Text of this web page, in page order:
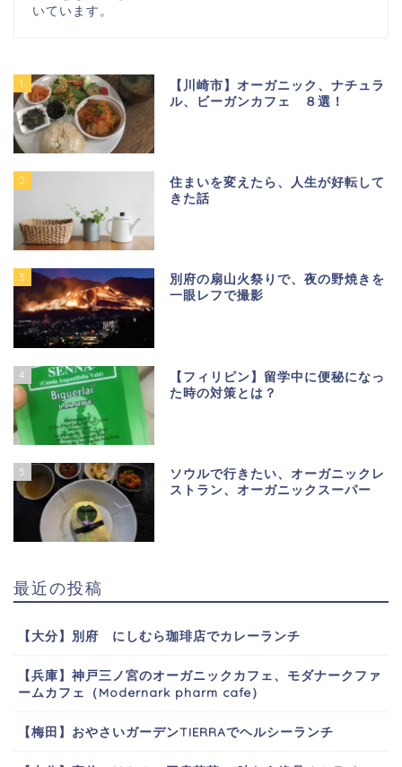
いています。
1
【川崎市】オーガニック、ナチュラ
ル、ビーガンカフェ ８選！
2
住まいを変えたら、人生が好転して
きた話
3
別府の扇山火祭りで、夜の野焼きを
一眼レフで撮影
4
【フィリピン】留学中に便秘になっ
た時の対策とは？
5
ソウルで行きたい、オーガニックレ
ストラン、オーガニックスーパー
最近の投稿
【大分】別府 にしむら珈琲店でカレーランチ
【兵庫】神戸三ノ宮のオーガニックカフェ、モダナークファ
ームカフェ（Modernark pharm cafe）
【梅田】おやさいガーデンTIERRAでヘルシーランチ